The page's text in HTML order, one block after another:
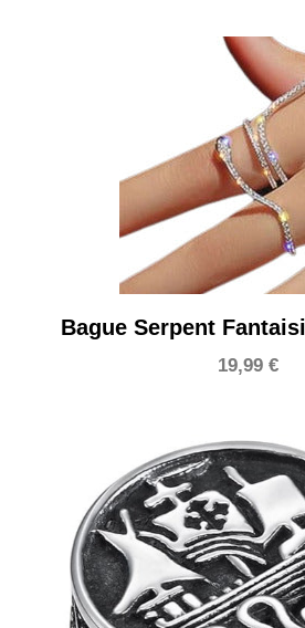
Bague Serpent
19,99 €